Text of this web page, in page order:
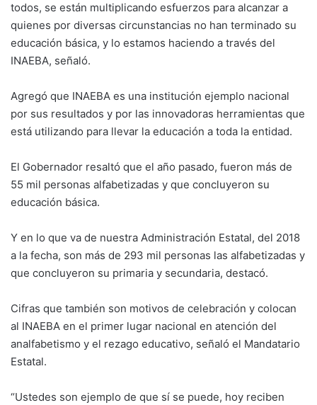
todos, se están multiplicando esfuerzos para alcanzar a
quienes por diversas circunstancias no han terminado su
educación básica, y lo estamos haciendo a través del
INAEBA, señaló.
Agregó que INAEBA es una institución ejemplo nacional
por sus resultados y por las innovadoras herramientas que
está utilizando para llevar la educación a toda la entidad.
El Gobernador resaltó que el año pasado, fueron más de
55 mil personas alfabetizadas y que concluyeron su
educación básica.
Y en lo que va de nuestra Administración Estatal, del 2018
a la fecha, son más de 293 mil personas las alfabetizadas y
que concluyeron su primaria y secundaria, destacó.
Cifras que también son motivos de celebración y colocan
al INAEBA en el primer lugar nacional en atención del
analfabetismo y el rezago educativo, señaló el Mandatario
Estatal.
“Ustedes son ejemplo de que sí se puede, hoy reciben